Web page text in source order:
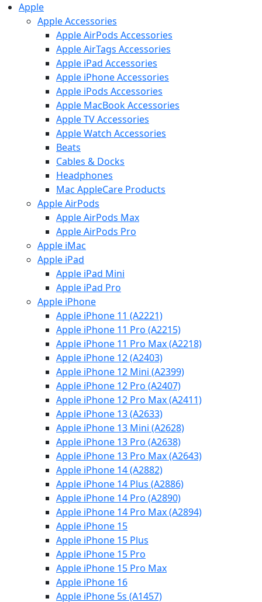
Apple
Apple Accessories
Apple AirPods Accessories
Apple AirTags Accessories
Apple iPad Accessories
Apple iPhone Accessories
Apple iPods Accessories
Apple MacBook Accessories
Apple TV Accessories
Apple Watch Accessories
Beats
Cables & Docks
Headphones
Mac AppleCare Products
Apple AirPods
Apple AirPods Max
Apple AirPods Pro
Apple iMac
Apple iPad
Apple iPad Mini
Apple iPad Pro
Apple iPhone
Apple iPhone 11 (A2221)
Apple iPhone 11 Pro (A2215)
Apple iPhone 11 Pro Max (A2218)
Apple iPhone 12 (A2403)
Apple iPhone 12 Mini (A2399)
Apple iPhone 12 Pro (A2407)
Apple iPhone 12 Pro Max (A2411)
Apple iPhone 13 (A2633)
Apple iPhone 13 Mini (A2628)
Apple iPhone 13 Pro (A2638)
Apple iPhone 13 Pro Max (A2643)
Apple iPhone 14 (A2882)
Apple iPhone 14 Plus (A2886)
Apple iPhone 14 Pro (A2890)
Apple iPhone 14 Pro Max (A2894)
Apple iPhone 15
Apple iPhone 15 Plus
Apple iPhone 15 Pro
Apple iPhone 15 Pro Max
Apple iPhone 16
Apple iPhone 5s (A1457)